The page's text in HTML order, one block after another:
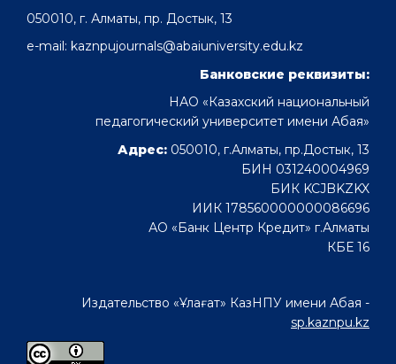
050010, г. Алматы, пр. Достык, 13
e-mail: kaznpujournals@abaiuniversity.edu.kz
Банковские реквизиты:
НАО «Казахский национальный
педагогический университет имени Абая»
Адрес: 050010, г.Алматы, пр.Достык, 13
БИН 031240004969
БИК KCJBKZKX
ИИК 178560000000086696
АО «Банк Центр Кредит» г.Алматы
КБЕ 16
Издательство «Ұлағат» КазНПУ имени Абая -
sp.kaznpu.kz